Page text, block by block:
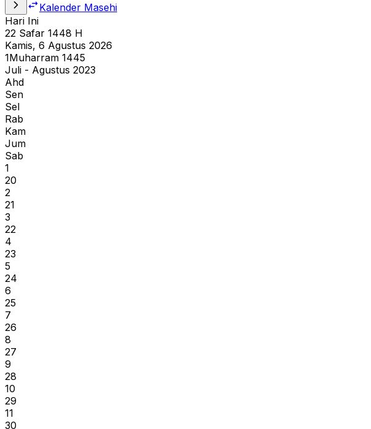
Kalender Masehi
Hari Ini
22 Safar 1448 H
Kamis, 6 Agustus 2026
1Muharram 1445
Juli - Agustus 2023
Ahd
Sen
Sel
Rab
Kam
Jum
Sab
1
20
2
21
3
22
4
23
5
24
6
25
7
26
8
27
9
28
10
29
11
30